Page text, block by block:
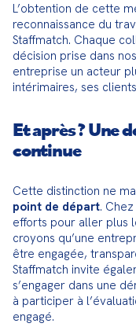
L’obtention de cette
reconnaissance du
Staffmatch. Chaque
décision prise dans
entreprise un acteur
intérimaires, ses
Et après ? Une
continue
Cette distinction ne
point de départ.
efforts pour aller plus
croyons qu’une
être engagée,
Staffmatch invite
s’engager dans une
à participer à
engagé.